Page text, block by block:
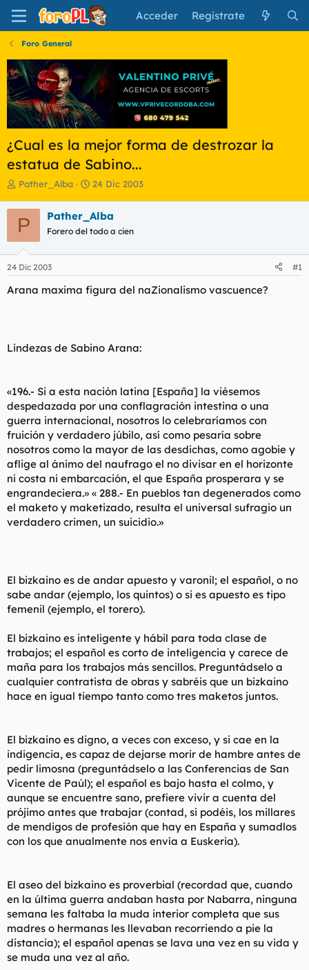
Acceder Regístrate
Foro General
¿Cual es la mejor forma de destrozar la
estatua de Sabino...
I
i
c
i
a
d
o
d
e
Pather_Alba
F
h
a
e
i
24 Dic 2003
P Pather_Alba
Forero del todo a cien
24 Dic 2003 #1
Arana maxima figura del naZionalismo vascuence?
Lindezas de Sabino Arana:
«196.- Si a esta nación latina [España] la viésemos
despedazada por una conflagración intestina o una
guerra internacional, nosotros lo celebraríamos con
fruición y verdadero júbilo, así como pesaría sobre
nosotros como la mayor de las desdichas, como agobie y
aflige al ánimo del naufrago el no divisar en el horizonte
ni costa ni embarcación, el que España prosperara y se
engrandeciera.» « 288.- En pueblos tan degenerados como
el maketo y maketizado, resulta el universal sufragio un
verdadero crimen, un suicidio.»
El bizkaino es de andar apuesto y varonil; el español, o no
sabe andar (ejemplo, los quintos) o si es apuesto es tipo
femenil (ejemplo, el torero).
El bizkaino es inteligente y hábil para toda clase de
trabajos; el español es corto de inteligencia y carece de
maña para los trabajos más sencillos. Preguntádselo a
cualquier contratista de obras y sabréis que un bizkaino
hace en igual tiempo tanto como tres maketos juntos.
El bizkaino es digno, a veces con exceso, y si cae en la
indigencia, es capaz de dejarse morir de hambre antes de
pedir limosna (preguntádselo a las Conferencias de San
Vicente de Paúl); el español es bajo hasta el colmo, y
aunque se encuentre sano, prefiere vivir a cuenta del
prójimo antes que trabajar (contad, si podéis, los millares
de mendigos de profesión que hay en España y sumadlos
con los que anualmente nos envía a Euskeria).
El aseo del bizkaino es proverbial (recordad que, cuando
en la última guerra andaban hasta por Nabarra, ninguna
semana les faltaba la muda interior completa que sus
madres o hermanas les llevaban recorriendo a pie la
distancia); el español apenas se lava una vez en su vida y
se muda una vez al año.